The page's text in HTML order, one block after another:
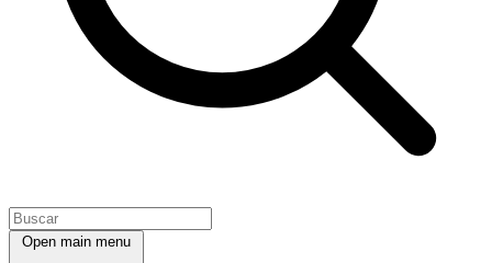
Open main menu